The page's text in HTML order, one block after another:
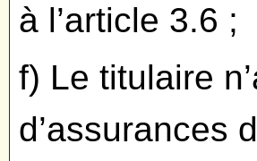
à l’article 3.6 ;
f) Le titulaire
d’assurances